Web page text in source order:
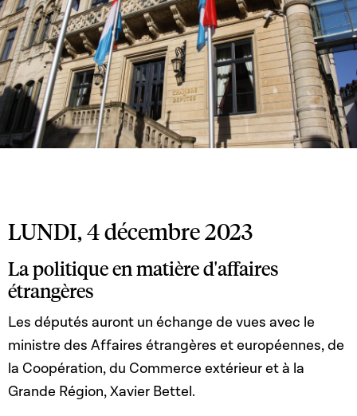
LUNDI, 4 décembre 2023
La politique en matière d'affaires
étrangères
Les députés auront un échange de vues avec le
ministre des Affaires étrangères et européennes, de
la Coopération, du Commerce extérieur et à la
Grande Région, Xavier Bettel.